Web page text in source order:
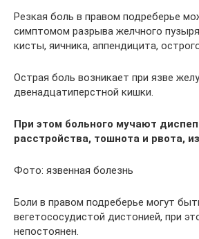
Резкая боль в правом подреберье
симптомом разрыва желчного
кисты, яичника, аппендицита,
Острая боль возникает при язве
двенадцатиперстной кишки.
При этом больного мучают
расстройства, тошнота и рвота,
Фото: язвенная болезнь
Боли в правом подреберье могут
вегетососудистой дистонией, при
непостоянен.